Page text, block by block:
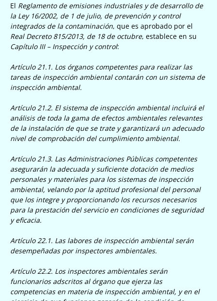
El Reglamento de emisiones industriales y de desarrollo de
la Ley 16/2002, de 1 de julio, de prevención y control
integrados de la contaminación, que es aprobado por el
Real Decreto 815/2013, de 18 de octubre, establece en su
Capítulo III – Inspección y control:
Artículo 21.1. Los órganos competentes para realizar las
tareas de inspección ambiental contarán con un sistema de
inspección ambiental.
Artículo 21.2. El sistema de inspección ambiental incluirá el
análisis de toda la gama de efectos ambientales relevantes
de la instalación de que se trate y garantizará un adecuado
nivel de comprobación del cumplimiento ambiental.
Artículo 21.3. Las Administraciones Públicas competentes
asegurarán la adecuada y suficiente dotación de medios
personales y materiales para los sistemas de inspección
ambiental, velando por la aptitud profesional del personal
que los integre y proporcionando los recursos necesarios
para la prestación del servicio en condiciones de seguridad
y eficacia.
Artículo 22.1. Las labores de inspección ambiental serán
desempeñadas por inspectores ambientales.
Artículo 22.2. Los inspectores ambientales serán
funcionarios adscritos al órgano que ejerza las
competencias en materia de inspección ambiental, y en el